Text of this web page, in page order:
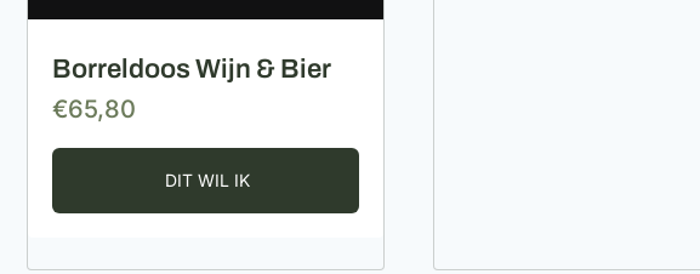
Borreldoos Wijn & Bier
€65,80